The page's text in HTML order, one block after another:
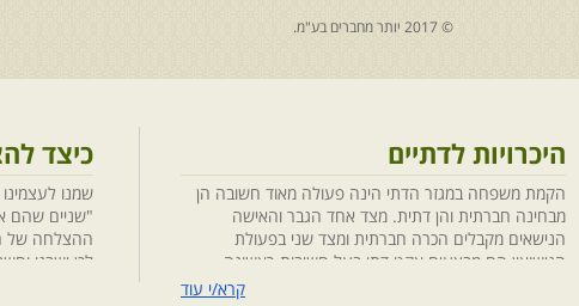
© 2017 יותר מחברים בע"מ.
היכרויות לדתיים
הקמת משפחה במגזר הדתי הינה פעולה מאוד חשובה הן
מבחינה חברתית והן דתית. מצד אחד הגבר והאישה
הנישאים מקבלים הכרה חברתית ומצד שני בפעולת
הנישואין הם מבצעים אקט דתי בעל חשיבות ראשונה
במעלה. חשוב לציין בהקשר זה שגם הגורמים למפגשקרא/י עוד
כיצד
שמנו
"שניים שהם
ההצלחה של
לכן ישבנו
מיקוד,